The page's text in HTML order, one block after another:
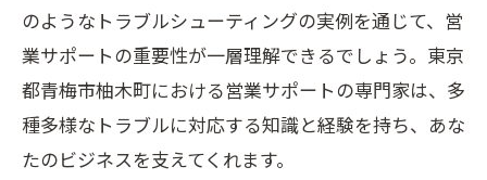
のようなトラブルシューティングの実例を通じて、営
業サポートの重要性が一層理解できるでしょう。東京
都青梅市柚木町における営業サポートの専門家は、多
種多様なトラブルに対応する知識と経験を持ち、あな
たのビジネスを支えてくれます。